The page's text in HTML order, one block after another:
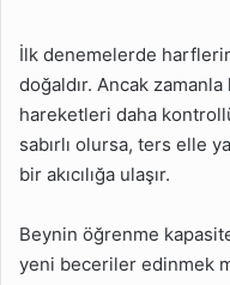
İlk denemelerde
doğaldır. Ancak
hareketleri daha
sabırlı olursa, ters elle
bir akıcılığa ulaşır.
Beynin öğrenme
yeni beceriler edinmek